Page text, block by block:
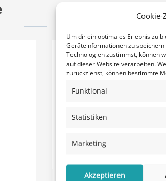
Um dir ein optimales Erlebnis zu
Geräteinformationen zu
Technologien zustimmst, können
auf dieser Website verarbeiten.
zurückziehst, können bestimmte
Funktional
Statistiken
Marketing
Akzeptieren
und Angst einflößende